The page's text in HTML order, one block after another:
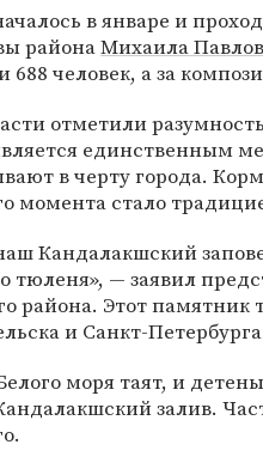
в январе и
районаМихаила
688 человек, а за
отметили
единственным
в черту города.
момента стало
Кандалакшский
тюленя», — заявил
района. Этот
и Санкт-
моря таят, и
залив.